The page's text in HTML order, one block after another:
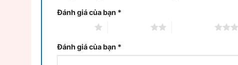
Đánh giá của bạn *
Đánh giá của bạn *